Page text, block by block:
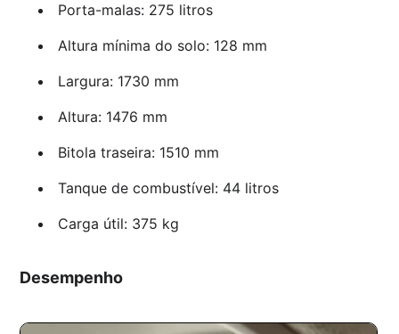
Porta-malas: 275 litros
Altura mínima do solo: 128 mm
Largura: 1730 mm
Altura: 1476 mm
Bitola traseira: 1510 mm
Tanque de combustível: 44 litros
Carga útil: 375 kg
Desempenho